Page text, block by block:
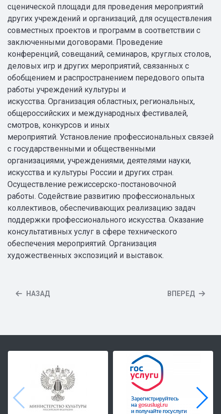
сценической площади для проведения мероприятий
других учреждений и организаций, для осуществления
совместных проектов и программ в соответствии с
заключенными договорами. Проведение
конференций, совещаний, семинаров, круглых столов,
деловых игр и других мероприятий, связанных с
обобщением и распространением передового опыта
работы учреждений культуры и
искусства. Организация областных, региональных,
общероссийских и международных фестивалей,
смотров, конкурсов и иных
мероприятий. Установление профессиональных связей
с государственными и общественными
организациями, учреждениями, деятелями науки,
искусства и культуры России и других стран.
Осуществление режиссерско-постановочной
работы. Содействие развитию профессиональных
коллективов, обеспечивающих реализацию задач
поддержки профессионального искусства. Оказание
консультативных услуг в сфере технического
обеспечения мероприятий. Организация
художественных экспозиций и выставок.
НАЗАД ВПЕРЕД